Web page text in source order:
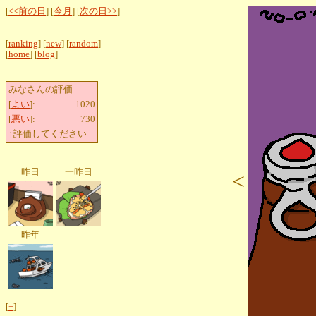
[<<前の日 ] [今月 ] [次の日>>]
[ranking] [new] [random]
[home] [blog]
みなさんの評価
[よい]:
1020
[悪い]:
730
↑評価してください
昨日 一昨日
昨年
[+]
<